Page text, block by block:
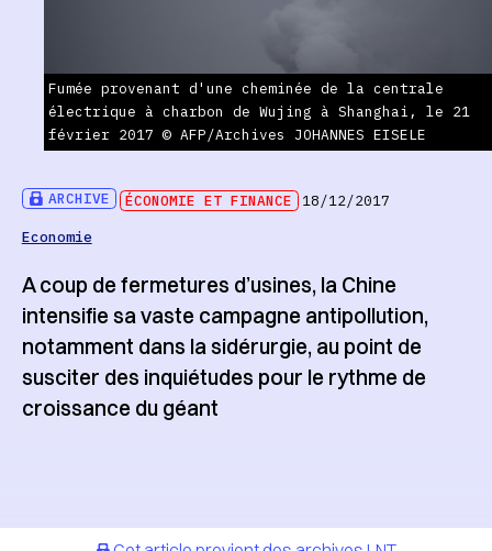
ARCHIVE ÉCONOMIE ET FINANCE
18/12/2017
Economie
Fumée provenant d'une cheminée de la centrale
électrique à charbon de Wujing à Shanghai, le 21
février 2017 © AFP/Archives JOHANNES EISELE
A coup de fermetures d’usines, la Chine
intensifie sa vaste campagne antipollution,
notamment dans la sidérurgie, au point de
susciter des inquiétudes pour le rythme de
croissance du géant